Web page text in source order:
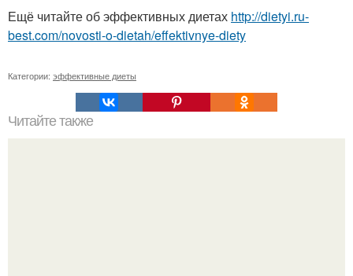
Ещё читайте об эффективных диетах http://dietyi.ru-
best.com/novosti-o-dietah/effektivnye-diety
Категории: эффективные диеты
Читайте также